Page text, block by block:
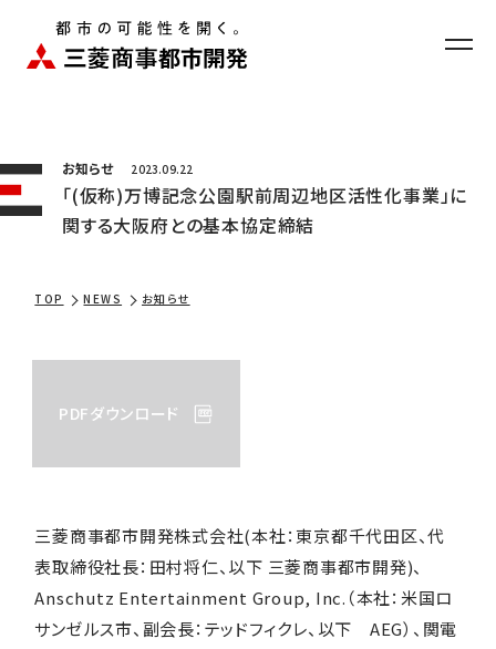
事業紹介
サステナビリティ
採用情報
お知らせ 2023.09.22
「(仮称)万博記念公園駅前周辺地区活性化事業」に
関する大阪府との基本協定締結
TOP NEWS お知らせ
PDFダウンロード
三菱商事都市開発株式会社(本社：東京都千代田区、代
表取締役社長：田村将仁、以下 三菱商事都市開発)、
Anschutz Entertainment Group, Inc.（本社：米国ロ
サンゼルス市、副会長：テッドフィクレ、以下 AEG）、関電